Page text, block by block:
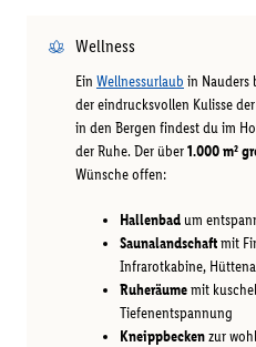
Wellness
Ein Wellnessurlaub in Nauders
der eindrucksvollen Kulisse
in den Bergen findest du im
der Ruhe. Der über1.000 m²
Wünsche offen:
Hallenbad um
Saunalandschaftmit
Infrarotkabine,
Ruheräumemit
Tiefenentspannung
Kneippbeckenzur